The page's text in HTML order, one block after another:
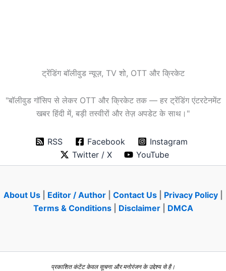
ट्रेंडिंग बॉलीवुड न्यूज़, TV शो, OTT और क्रिकेट
"बॉलीवुड गॉसिप से लेकर OTT और क्रिकेट तक — हर ट्रेंडिंग एंटरटेनमेंट
खबर हिंदी में, बड़ी तस्वीरों और तेज़ अपडेट के साथ।"
RSS Facebook
Instagram
Twitter / X
YouTube
About Us| Editor / Author| Contact Us| Privacy Policy|
Terms & Conditions| Disclaimer| DMCA
प्रकाशित कंटेंट केवल सूचना और मनोरंजन के उद्देश्य से है।